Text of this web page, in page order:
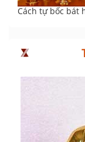
Cách tự bốc bát